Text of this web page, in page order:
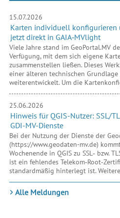
Bodenrichtwerte
Grundsteuer
15.07.2026
Karten individuell
jetzt direkt in GAIA‑MVlight
Viele Jahre stand im GeoPortal.MV
Verfügung, mit dem sich eigene
zusammenstellen ließen. Dieses
einer älteren technischen
weiterentwickelt. Um die
25.06.2026
Hinweis für QGIS-Nutzer: SSL/
GDI-MV-Dienste
Bei der Nutzung der Dienste der
(https://www.geodaten-mv.de)
Wochenende in QGIS zu SSL‑ bzw.
ist ein fehlendes
standardmäßig hinterlegt ist.
01.06.2026
Alle Meldungen